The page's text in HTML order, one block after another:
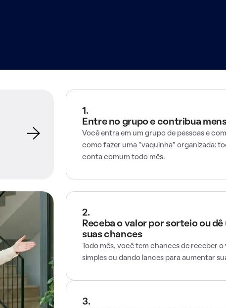
1.
Entre no grupo e contribua
Você entra em um grupo de pessoas e
como fazer uma "vaquinha" organizada:
conta comum todo mês.
2.
Receba o valor por sorteio ou
suas chances
Todo mês, você tem chances de receber
simples ou dando lances para aumentar
3.